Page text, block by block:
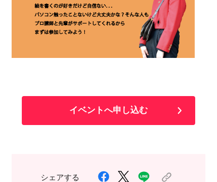
イベントへ申し込む
シェアする